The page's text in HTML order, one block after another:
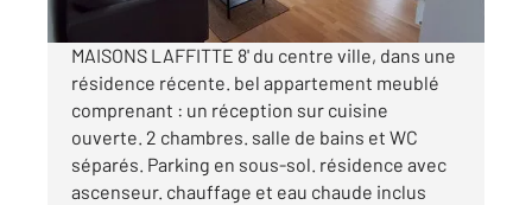
MAISONS LAFFITTE 8' du centre ville, dans une
résidence récente. bel appartement meublé
comprenant : un réception sur cuisine
ouverte. 2 chambres. salle de bains et WC
séparés. Parking en sous-sol. résidence avec
ascenseur. chauffage et eau chaude inclus